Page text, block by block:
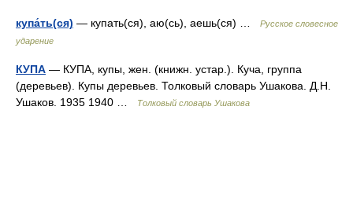
купа́ть(ся) — купать(ся), аю(сь), аешь(ся) …
Русское словесное
ударение
КУПА — КУПА, купы, жен. (книжн. устар.). Куча, группа
(деревьев). Купы деревьев. Толковый словарь Ушакова. Д.Н.
Ушаков. 1935 1940 …
Толковый словарь Ушакова